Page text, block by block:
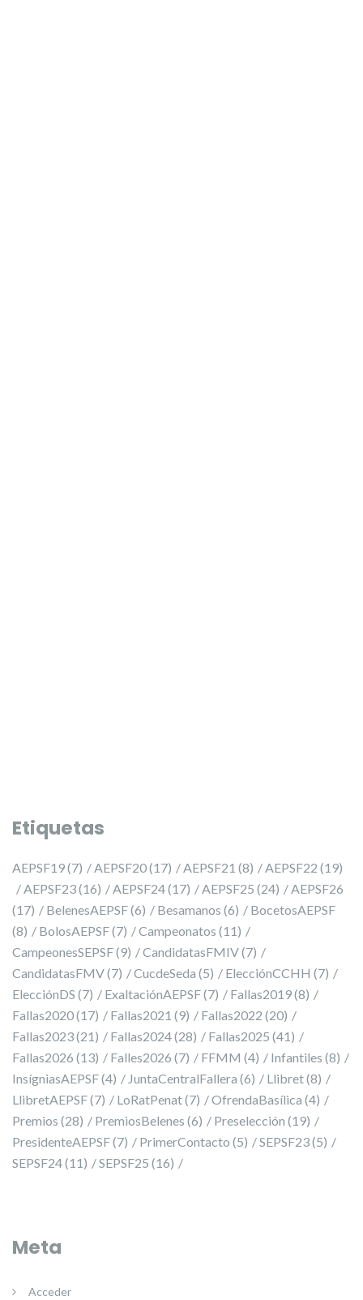
Etiquetas
AEPSF19(7) AEPSF20(17) AEPSF21 (8) AEPSF22 (19)
AEPSF23(16) AEPSF24(17) AEPSF25 (24)
AEPSF26
(17)
BelenesAEPSF(6) Besamanos (6)
BocetosAEPSF
(8)
BolosAEPSF(7) Campeonatos (11)
CampeonesSEPSF(9) CandidatasFMIV(7)
CandidatasFMV(7) CucdeSeda (5) ElecciónCCHH (7)
ElecciónDS (7) ExaltaciónAEPSF(7) Fallas2019(8)
Fallas2020(17) Fallas2021 (9) Fallas2022 (20)
Fallas2023(21) Fallas2024(28) Fallas2025 (41)
Fallas2026 (13) Falles2026 (7) FFMM (4) Infantiles (8)
InsígniasAEPSF(4) JuntaCentralFallera (6) Llibret(8)
LlibretAEPSF(7) LoRatPenat(7) OfrendaBasílica (4)
Premios (28) PremiosBelenes (6) Preselección (19)
PresidenteAEPSF(7) PrimerContacto (5) SEPSF23(5)
SEPSF24(11) SEPSF25 (16)
Meta
Acceder